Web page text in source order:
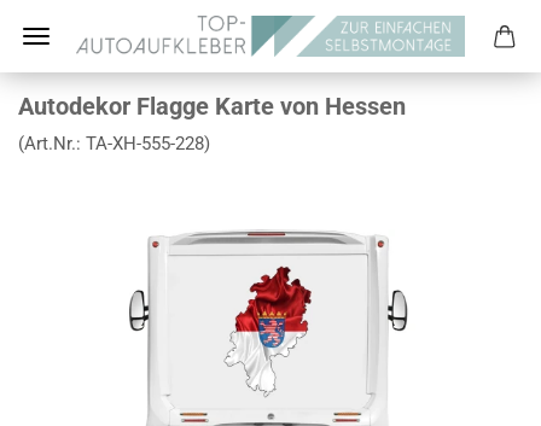
Autodekor Flagge Karte von Hessen
(Art.Nr.: TA-XH-555-228)